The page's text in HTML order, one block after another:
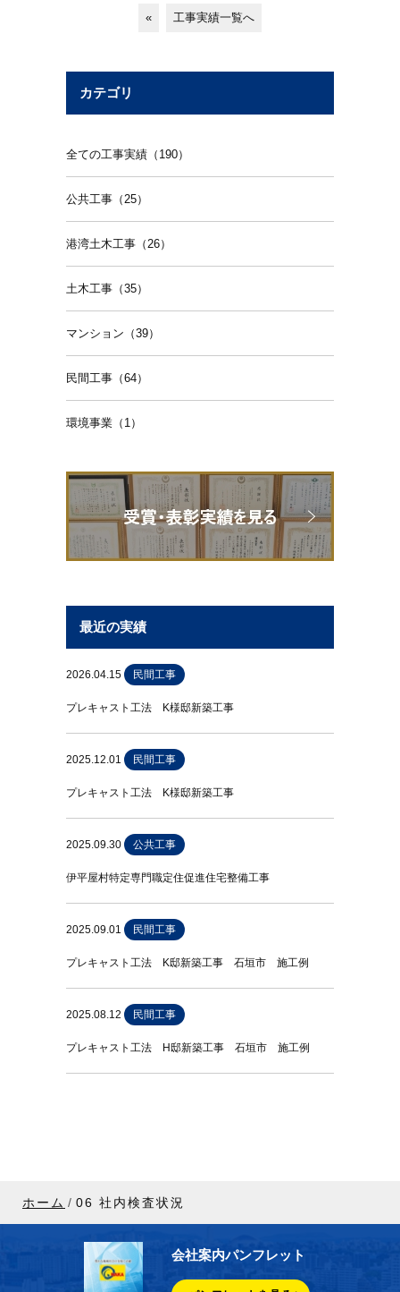
« 工事実績一覧へ
カテゴリ
全ての工事実績（190）
公共工事（25）
港湾土木工事（26）
土木工事（35）
マンション（39）
民間工事（64）
環境事業（1）
最近の実績
2026.04.15 民間工事
プレキャスト工法 K様邸新築工事
2025.12.01 民間工事
プレキャスト工法 K様邸新築工事
2025.09.30 公共工事
伊平屋村特定専門職定住促進住宅整備工事
2025.09.01 民間工事
プレキャスト工法 K邸新築工事 石垣市 施工例
2025.08.12 民間工事
プレキャスト工法 H邸新築工事 石垣市 施工例
ホーム 06 社内検査状況
会社案内パンフレット